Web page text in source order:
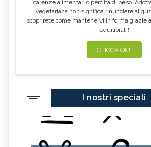
carenze alimentari o perdita di peso.
vegetariana non significa rinunciare al
scoprirete come mantenervi in forma grazie
equilibrati!
CLICCA QUI
I nostri speciali